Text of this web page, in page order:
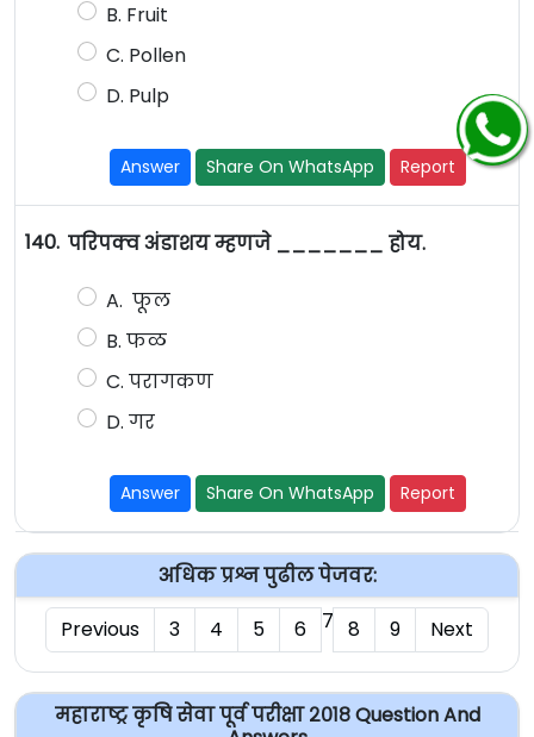
B. Fruit
C. Pollen
D. Pulp
Answer Share On WhatsApp Report
140. परिपक्व अंडाशय म्हणजे _______ होय.
A. फूल
B. फळ
C. परागकण
D. गर
Answer Share On WhatsApp Report
अधिक प्रश्न पुढील पेजवर:
Previous
3 4 5 6 7 8 9 Next
महाराष्ट्र कृषि सेवा पूर्व परीक्षा २०१८ Question And